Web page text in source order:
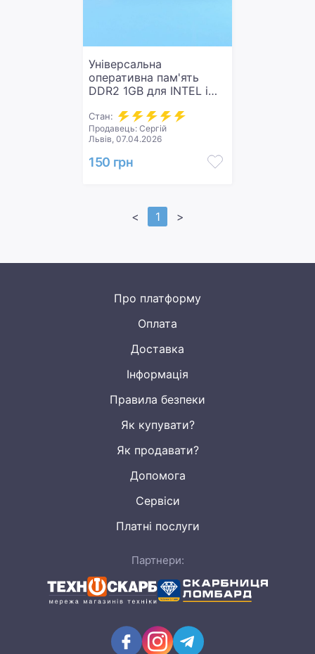
Універсальна
оперативна пам'ять
DDR2 1GB для INTEL і
Mhz 1024MB ДДР2 1 Гб
(1 Gb)
Стан:
Продавець: Сергій
Львів, 07.04.2026
150 грн
< 1 >
Про платформу
Оплата
Доставка
Інформація
Правила безпеки
Як купувати?
Як продавати?
Допомога
Сервіси
Платні послуги
Партнери: